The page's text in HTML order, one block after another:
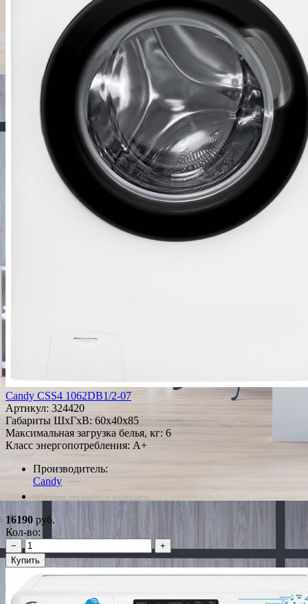
Candy CSS4 1062DB1/2-07
Артикул: 324420
Габариты ШxГxВ: 60x40x85
Максимальная загрузка белья, кг: 6
Класс энергопотребления: A+
Производитель:
Candy
*Наличие уточняйте у менеджера
16190 руб.
Кол-во:
−
+
Купить